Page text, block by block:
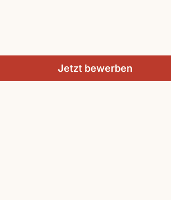
Jetzt bewerben